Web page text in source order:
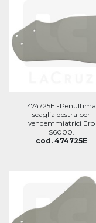
474725E -Penultima
scaglia destra per
vendemmiatrici Ero
S6000.
cod. 474725E